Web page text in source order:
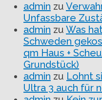
admin zu
Unfassbare
admin zu Was
Schweden
qm Haus +
Grundstück)
admin zu Lohnt
Ultra 3 auch für